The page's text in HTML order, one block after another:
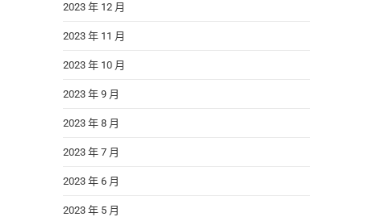
2023 年 12 月
2023 年 11 月
2023 年 10 月
2023 年 9 月
2023 年 8 月
2023 年 7 月
2023 年 6 月
2023 年 5 月